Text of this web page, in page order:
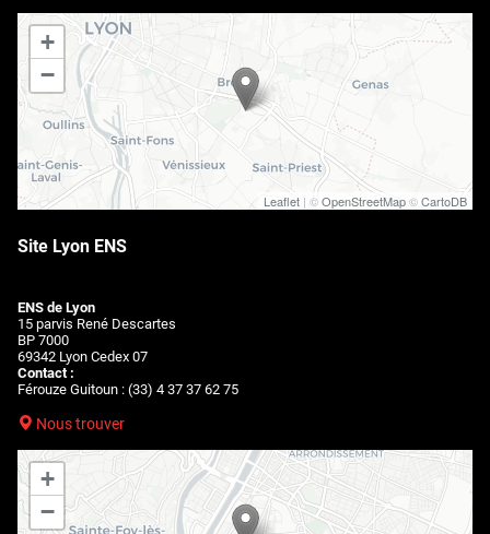
+
−
Leaflet | ©OpenStreetMap©CartoDB
Site Lyon ENS
ENS de Lyon
15 parvis René Descartes
BP 7000
69342 Lyon Cedex 07
Contact :
Férouze Guitoun : (33) 4 37 37 62 75
Nous trouver
+
−